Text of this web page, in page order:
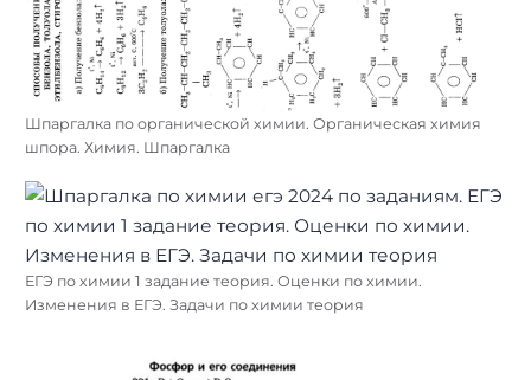
Шпаргалка по органической химии. Органическая химия
шпора. Химия. Шпаргалка
ЕГЭ по химии 1 задание теория. Оценки по химии.
Изменения в ЕГЭ. Задачи по химии теория